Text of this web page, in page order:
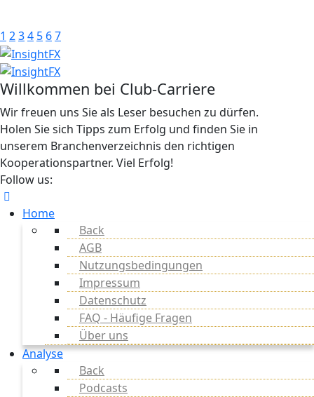
1 234 5 67
Willkommen bei Club-Carriere
Wir freuen uns Sie als Leser besuchen zu dürfen.
Holen Sie sich Tipps zum Erfolg und finden Sie in
unserem Branchenverzeichnis den richtigen
Kooperationspartner. Viel Erfolg!
Follow us:
Home
Back
AGB
Nutzungsbedingungen
Impressum
Datenschutz
FAQ - Häufige Fragen
Über uns
Analyse
Back
Podcasts